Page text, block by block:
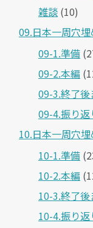
雑談 (10)
09.日本一周穴
09-1.準備
09-2.本編
09-3.終了後
09-4.振り返
10.日本一周穴
10-1.準備
10-2.本編
10-3.終了後
10-4.振り返